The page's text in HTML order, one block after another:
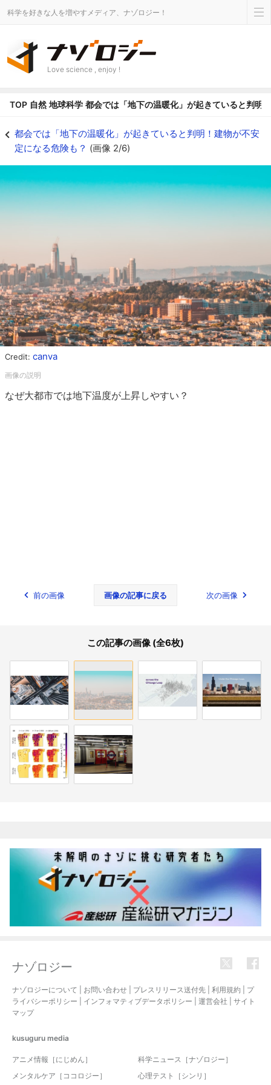
科学を好きな人を増やすメディア、ナゾロジー！
Love science , enjoy !
TOP 自然 地球科学 都会では「地下の温暖化」が起きていると判明
都会では「地下の温暖化」が起きていると判明！建物が不安
定になる危険も？ (画像 2/6)
Credit: canva
なぜ大都市では地下温度が上昇しやすい？
前の画像 画像の記事に戻る 次の画像
この記事の画像 (全6枚)
ナゾロジー
ナゾロジーについて お問い合わせ プレスリリース送付先 利用規約
プ
ライバシーポリシー
インフォマティブデータポリシー 運営会社
サイト
マップ
kusuguru media
アニメ情報［にじめん］
科学ニュース［ナゾロジー］
メンタルケア［ココロジー］
心理テスト［シンリ］